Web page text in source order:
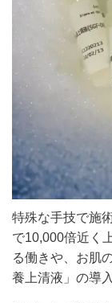
特殊な手技で施
で10,000倍近く
る働きや、お肌
養上清液」の導